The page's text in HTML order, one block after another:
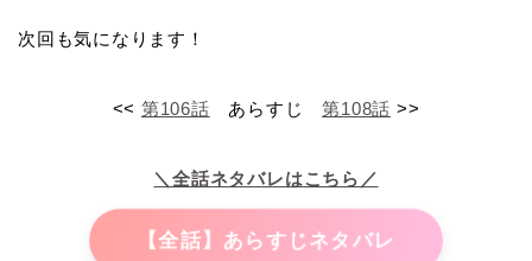
次回も気になります！
<< 第106話 あらすじ第108話 >>
＼全話ネタバレはこちら／
【全話】あらすじネタバレ